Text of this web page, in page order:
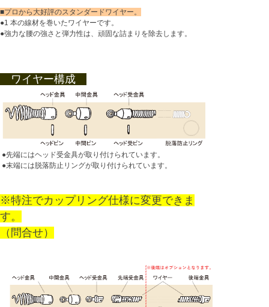
■プロから大好評のスタンダードワイヤー。
●1 本の線材を巻いたワイヤーです。
●強力な腰の強さと弾力性は、頑固な詰まりを除去します。
ワイヤー構成
●先端にはヘッド受金具が取り付けられています。
●末端には脱落防止リングが取り付けられています。
※特注でカップリング仕様に変更できま
す。
（問合せ）